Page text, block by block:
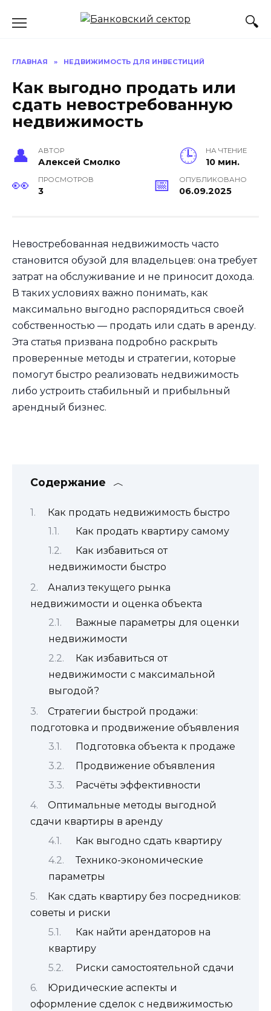
ГЛАВНАЯ » НЕДВИЖИМОСТЬ ДЛЯ ИНВЕСТИЦИЙ
Как выгодно продать или
сдать невостребованную
недвижимость
АВТОР
Алексей Смолко
НА ЧТЕНИЕ
10 мин.
ПРОСМОТРОВ
3
ОПУБЛИКОВАНО
06.09.2025
Невостребованная недвижимость часто
становится обузой для владельцев: она требует
затрат на обслуживание и не приносит дохода.
В таких условиях важно понимать, как
максимально выгодно распорядиться своей
собственностью — продать или сдать в аренду.
Эта статья призвана подробно раскрыть
проверенные методы и стратегии, которые
помогут быстро реализовать недвижимость
либо устроить стабильный и прибыльный
арендный бизнес.
Содержание
Как продать недвижимость быстро
Как продать квартиру самому
Как избавиться от
недвижимости быстро
Анализ текущего рынка
недвижимости и оценка объекта
Важные параметры для оценки
недвижимости
Как избавиться от
недвижимости с максимальной
выгодой?
Стратегии быстрой продажи:
подготовка и продвижение объявления
Подготовка объекта к продаже
Продвижение объявления
Расчёты эффективности
Оптимальные методы выгодной
сдачи квартиры в аренду
Как выгодно сдать квартиру
Технико-экономические
параметры
Как сдать квартиру без посредников:
советы и риски
Как найти арендаторов на
квартиру
Риски самостоятельной сдачи
Юридические аспекты и
оформление сделок с недвижимостью